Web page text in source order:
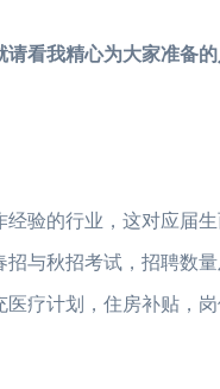
看我精心为大家准备
验的行业，这对应届
与秋招考试，招聘数
疗计划，住房补贴，